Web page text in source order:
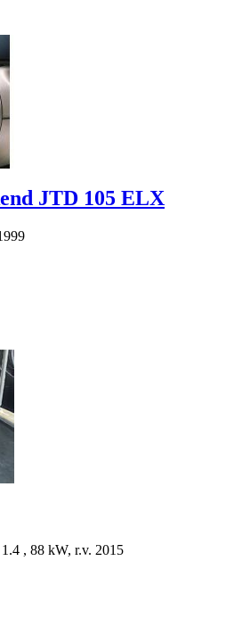
JTD 105 ELX
, 88 kW, r.v. 2015